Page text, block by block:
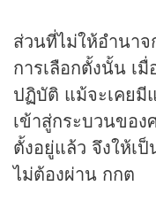
ส่วนที่ไม่ให้อำนา
การเลือกตั้งนั้น เ
ปฏิบัติ แม้จะเคยมี
เข้าสู่กระบวนของ
ตั้งอยู่แล้ว จึงให้เ
ไม่ต้องผ่าน กกต